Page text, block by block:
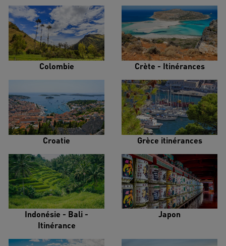
Colombie Crète - Itinérances
Croatie Grèce itinérances
Indonésie - Bali -
Itinérance
Japon